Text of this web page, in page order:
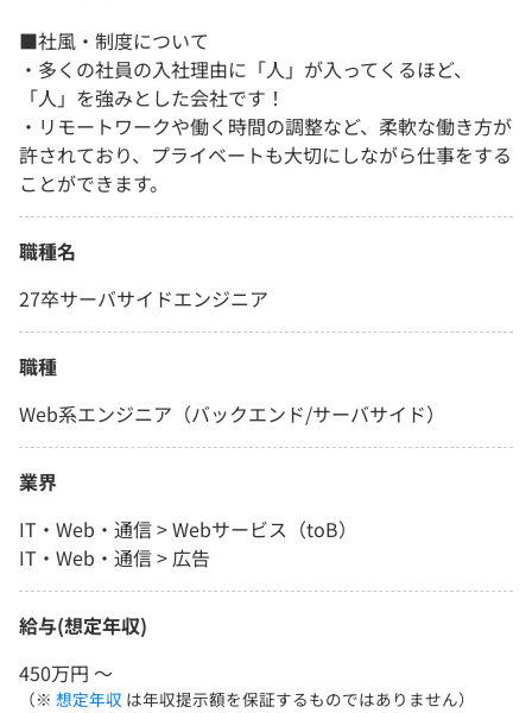
■社風・制度について
・多くの社員の入社理由に「人」が入ってくるほど、
「人」を強みとした会社です！
・リモートワークや働く時間の調整など、柔軟な働き方が
許されており、プライベートも大切にしながら仕事をする
ことができます。
職種名
27卒サーバサイドエンジニア
職種
Web系エンジニア（バックエンド/サーバサイド）
業界
IT・Web・通信 > Webサービス（toB）
IT・Web・通信 > 広告
給与(想定年収)
450万円 〜
（※ 想定年収 は年収提示額を保証するものではありません）